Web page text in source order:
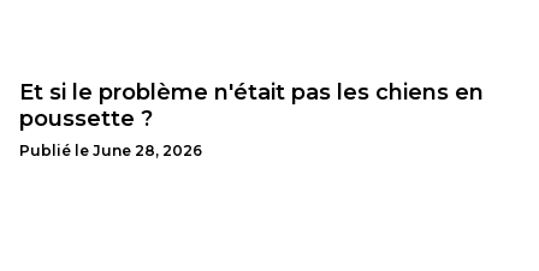
Et si le problème n'était pas les chiens en
poussette ?
Publié le June 28, 2026